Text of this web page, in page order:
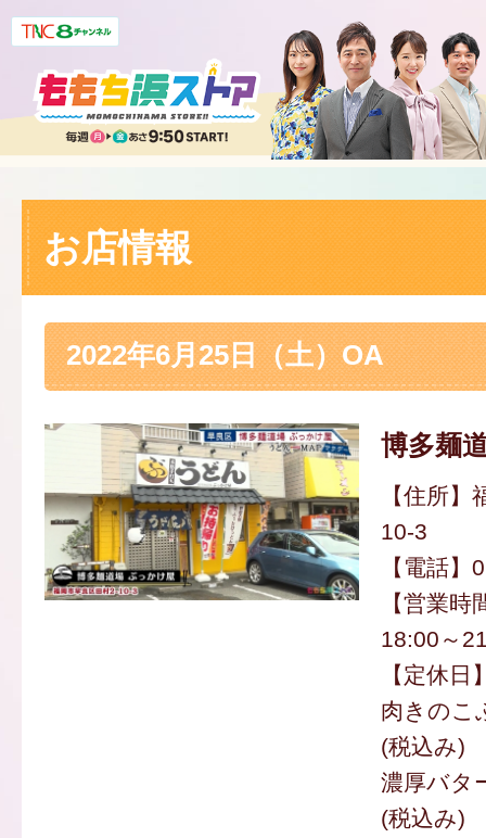
お店情報
2022年6月25日（土）OA
博多麺
【住所
10-3
【電話
【営業
18:00～
【定休日
肉きのこ
(税込み)
濃厚バタ
(税込み)